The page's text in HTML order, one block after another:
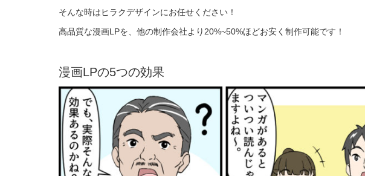
そんな時はヒラクデザインにお任せください！
高品質な漫画LPを、他の制作会社より20%~50%ほどお安く制作可能です！
漫画LPの5つの効果